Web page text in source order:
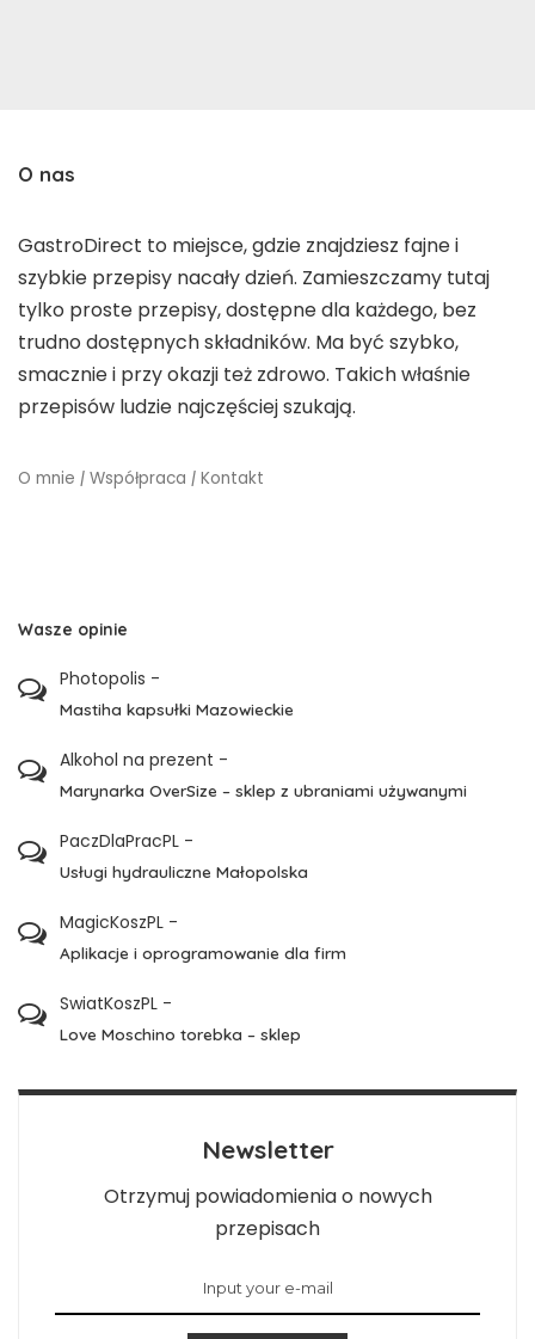
O nas
GastroDirect to miejsce, gdzie znajdziesz fajne i
szybkie przepisy nacały dzień. Zamieszczamy tutaj
tylko proste przepisy, dostępne dla każdego, bez
trudno dostępnych składników. Ma być szybko,
smacznie i przy okazji też zdrowo. Takich właśnie
przepisów ludzie najczęściej szukają.
O mnie | Współpraca | Kontakt
Wasze opinie
Photopolis -
Mastiha kapsułki Mazowieckie
Alkohol na prezent -
Marynarka OverSize – sklep z ubraniami używanymi
PaczDlaPracPL -
Usługi hydrauliczne Małopolska
MagicKoszPL -
Aplikacje i oprogramowanie dla firm
SwiatKoszPL -
Love Moschino torebka – sklep
Newsletter
Otrzymuj powiadomienia o nowych
przepisach